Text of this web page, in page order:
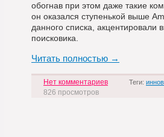
обогнав при этом даже такие
он оказался ступенькой выше
данного списка, акцентировали
поисковика.
Читать полностью →
Нет комментариев Теги:
826 просмотров